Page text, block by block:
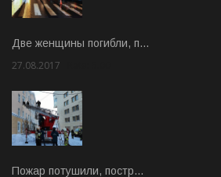
Две женщины погибли, п…
27.08.2017
Пожар потушили, постр…